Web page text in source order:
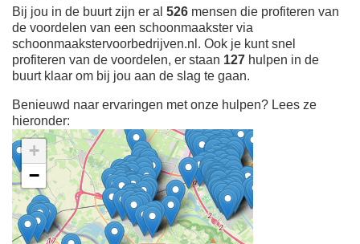
Bij jou in de buurt zijn er al 526 mensen die profiteren van
de voordelen van een schoonmaakster via
schoonmaakstervoorbedrijven.nl. Ook je kunt snel
profiteren van de voordelen, er staan 127 hulpen in de
buurt klaar om bij jou aan de slag te gaan.
Benieuwd naar ervaringen met onze hulpen? Lees ze
hieronder:
Ontdek meer ervaringen
Schoonmaakster bij
jou in de buurt
+
−